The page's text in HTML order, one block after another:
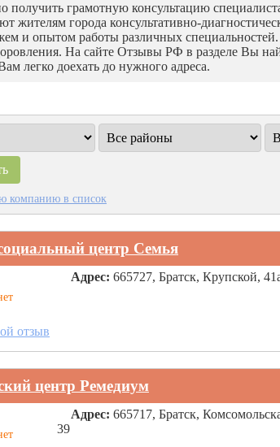
грамотную консультацию
жителям города консультативно-
и опытом работы различных
На сайте Отзывы РФ в разделе Вы
легко доехать до нужного адреса.
компанию в список
центр Семья
Адрес: 665727, Братск, Крупской,
отзыв
центр Ремедиум
Адрес: 665717, Братск,
39